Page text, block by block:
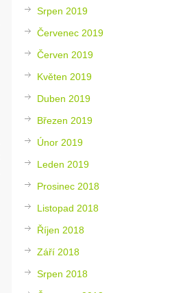
Srpen 2019
Červenec 2019
Červen 2019
Květen 2019
Duben 2019
Březen 2019
Únor 2019
Leden 2019
Prosinec 2018
Listopad 2018
Říjen 2018
Září 2018
Srpen 2018